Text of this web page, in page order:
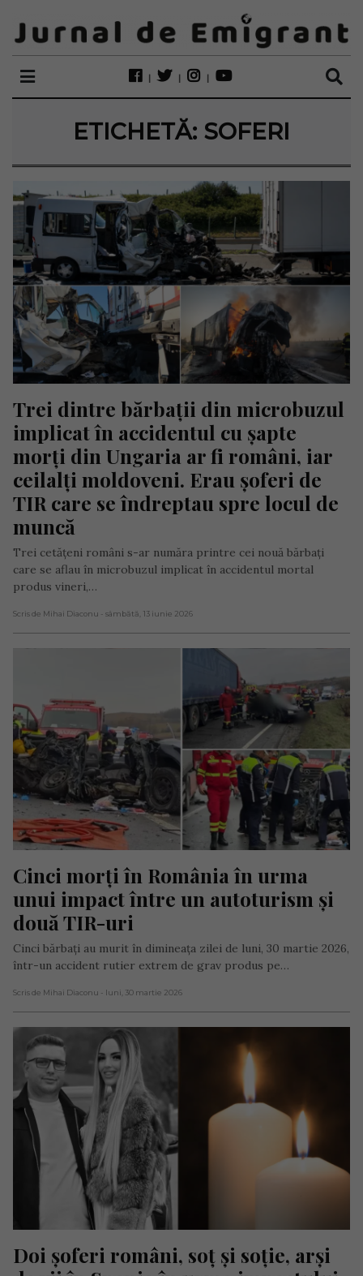
ETICHETĂ: SOFERI
Trei dintre bărbații din microbuzul
implicat în accidentul cu șapte
morți din Ungaria ar fi români, iar
ceilalți moldoveni. Erau șoferi de
TIR care se îndreptau spre locul de
muncă
Trei cetățeni români s-ar număra printre cei nouă bărbați
care se aflau în microbuzul implicat în accidentul mortal
produs vineri,…
Scris de Mihai Diaconu - sâmbătă, 13 iunie 2026
Cinci morți în România în urma
unui impact între un autoturism și
două TIR-uri
Cinci bărbați au murit în dimineața zilei de luni, 30 martie 2026,
într-un accident rutier extrem de grav produs pe…
Scris de Mihai Diaconu - luni, 30 martie 2026
Doi șoferi români, soț și soție, arși